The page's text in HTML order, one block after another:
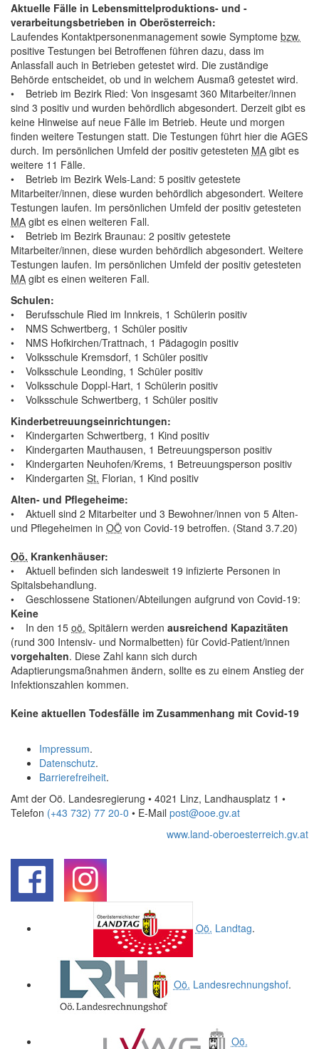
Aktuelle Fälle in Lebensmittelproduktions- und -
verarbeitungsbetrieben in Oberösterreich:
Laufendes Kontaktpersonenmanagement sowie Symptome bzw.
positive Testungen bei Betroffenen führen dazu, dass im
Anlassfall auch in Betrieben getestet wird. Die zuständige
Behörde entscheidet, ob und in welchem Ausmaß getestet wird.
• Betrieb im Bezirk Ried: Von insgesamt 360 Mitarbeiter/innen
sind 3 positiv und wurden behördlich abgesondert. Derzeit gibt es
keine Hinweise auf neue Fälle im Betrieb. Heute und morgen
finden weitere Testungen statt. Die Testungen führt hier die AGES
durch. Im persönlichen Umfeld der positiv getesteten MA gibt es
weitere 11 Fälle.
• Betrieb im Bezirk Wels-Land: 5 positiv getestete
Mitarbeiter/innen, diese wurden behördlich abgesondert. Weitere
Testungen laufen. Im persönlichen Umfeld der positiv getesteten
MA gibt es einen weiteren Fall.
• Betrieb im Bezirk Braunau: 2 positiv getestete
Mitarbeiter/innen, diese wurden behördlich abgesondert. Weitere
Testungen laufen. Im persönlichen Umfeld der positiv getesteten
MA gibt es einen weiteren Fall.
Schulen:
• Berufsschule Ried im Innkreis, 1 Schülerin positiv
• NMS Schwertberg, 1 Schüler positiv
• NMS Hofkirchen/Trattnach, 1 Pädagogin positiv
• Volksschule Kremsdorf, 1 Schüler positiv
• Volksschule Leonding, 1 Schüler positiv
• Volksschule Doppl-Hart, 1 Schülerin positiv
• Volksschule Schwertberg, 1 Schüler positiv
Kinderbetreuungseinrichtungen:
• Kindergarten Schwertberg, 1 Kind positiv
• Kindergarten Mauthausen, 1 Betreuungsperson positiv
• Kindergarten Neuhofen/Krems, 1 Betreuungsperson positiv
• Kindergarten St. Florian, 1 Kind positiv
Alten- und Pflegeheime:
• Aktuell sind 2 Mitarbeiter und 3 Bewohner/innen von 5 Alten-
und Pflegeheimen in OÖ von Covid-19 betroffen. (Stand 3.7.20)
Oö. Krankenhäuser:
• Aktuell befinden sich landesweit 19 infizierte Personen in
Spitalsbehandlung.
• Geschlossene Stationen/Abteilungen aufgrund von Covid-19:
Keine
• In den 15 oö. Spitälern werden ausreichend Kapazitäten
(rund 300 Intensiv- und Normalbetten) für Covid-Patient/innen
vorgehalten. Diese Zahl kann sich durch
Adaptierungsmaßnahmen ändern, sollte es zu einem Anstieg der
Infektionszahlen kommen.
Keine aktuellen Todesfälle im Zusammenhang mit Covid-19
Impressum.
Datenschutz.
Barrierefreiheit.
Amt der Oö. Landesregierung • 4021 Linz, Landhausplatz 1 •
Telefon (+43 732) 77 20-0 • E-Mail post@ooe.gv.at
www.land-oberoesterreich.gv.at
Oö. Landtag.
Oö. Landesrechnungshof.
Oö.